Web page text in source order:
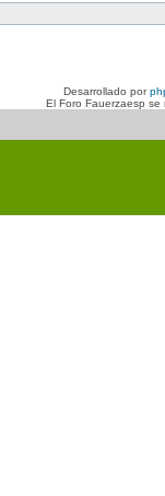
Desarrollado por
El Foro Fauerzaesp